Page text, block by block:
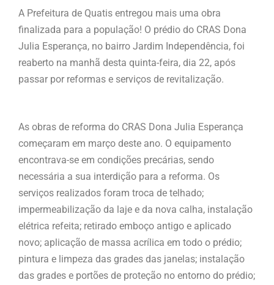
A Prefeitura de Quatis entregou mais uma obra
finalizada para a população! O prédio do CRAS Dona
Julia Esperança, no bairro Jardim Independência, foi
reaberto na manhã desta quinta-feira, dia 22, após
passar por reformas e serviços de revitalização.
As obras de reforma do CRAS Dona Julia Esperança
começaram em março deste ano. O equipamento
encontrava-se em condições precárias, sendo
necessária a sua interdição para a reforma. Os
serviços realizados foram troca de telhado;
impermeabilização da laje e da nova calha, instalação
elétrica refeita; retirado emboço antigo e aplicado
novo; aplicação de massa acrílica em todo o prédio;
pintura e limpeza das grades das janelas; instalação
das grades e portões de proteção no entorno do prédio;